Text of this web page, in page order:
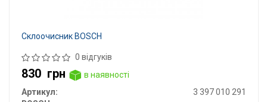
Склоочисник BOSCH
0 відгуків
830 грн
в наявності
Артикул:
3 397 010 291